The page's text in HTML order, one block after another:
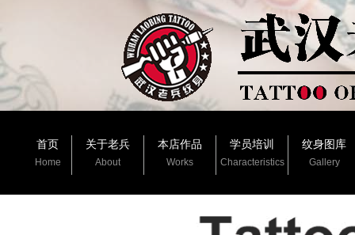
首页
Home
关于老兵
About
本店作品
Works
学员培训
Characteristics
纹身图库
Gallery